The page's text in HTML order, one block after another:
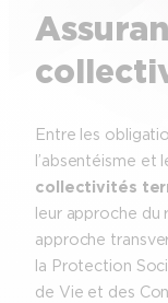
Entre les
l’absentéisme et
collectivités
leur approche du
approche
la Protection
de Vie et des